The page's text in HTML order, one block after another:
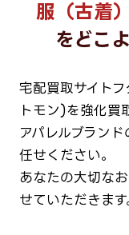
服（古着
をどこ
宅配買取サイト
トモン)を強化買
アパレルブラン
任せください。
あなたの大切な
せていただきます